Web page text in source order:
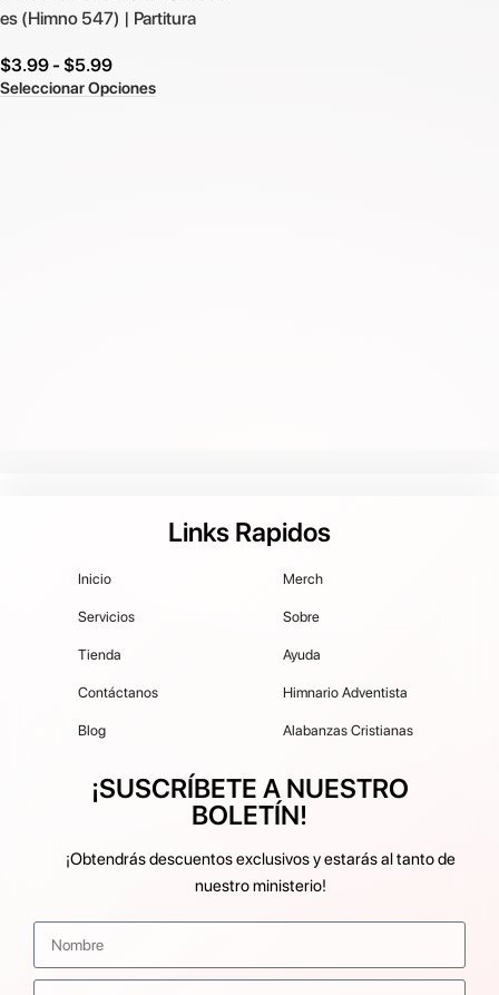
es (Himno 547) | Partitura
$3.99 - $5.99
Seleccionar Opciones
Links Rapidos
Inicio
Servicios
Tienda
Contáctanos
Blog
Merch
Sobre
Ayuda
Himnario Adventista
Alabanzas Cristianas
¡SUSCRÍBETE A NUESTRO
BOLETÍN!
¡Obtendrás descuentos exclusivos y estarás al tanto de
nuestro ministerio!